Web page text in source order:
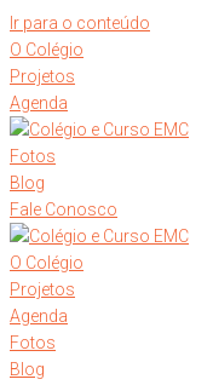
Ir para o conteúdo
O Colégio
Projetos
Agenda
Fotos
Blog
Fale Conosco
O Colégio
Projetos
Agenda
Fotos
Blog